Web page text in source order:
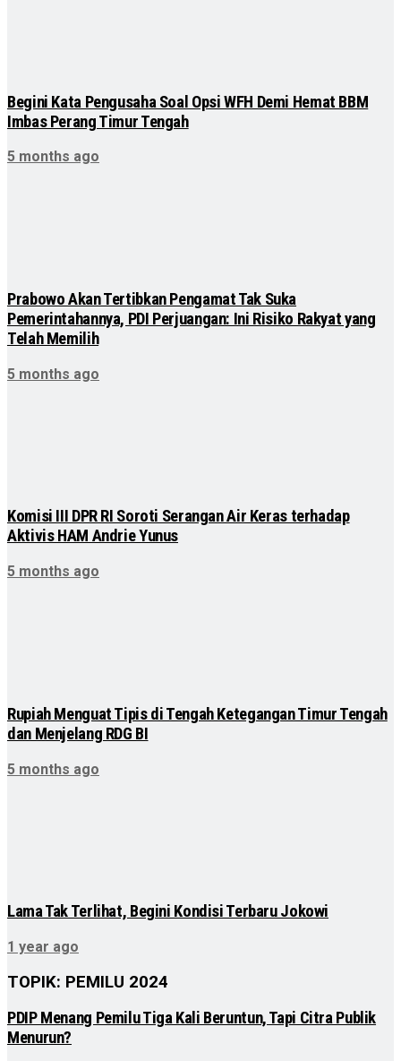
Begini Kata Pengusaha Soal Opsi WFH Demi Hemat BBM
Imbas Perang Timur Tengah
5 months ago
Prabowo Akan Tertibkan Pengamat Tak Suka
Pemerintahannya, PDI Perjuangan: Ini Risiko Rakyat yang
Telah Memilih
5 months ago
Komisi III DPR RI Soroti Serangan Air Keras terhadap
Aktivis HAM Andrie Yunus
5 months ago
Rupiah Menguat Tipis di Tengah Ketegangan Timur Tengah
dan Menjelang RDG BI
5 months ago
Lama Tak Terlihat, Begini Kondisi Terbaru Jokowi
1 year ago
TOPIK: PEMILU 2024
PDIP Menang Pemilu Tiga Kali Beruntun, Tapi Citra Publik
Menurun?